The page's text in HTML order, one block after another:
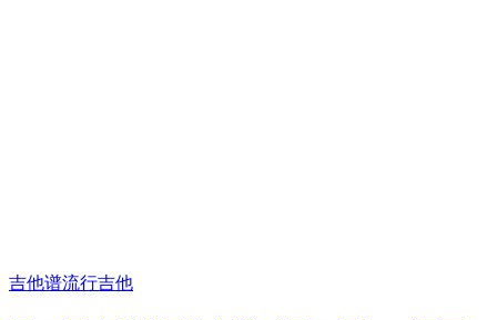
吉他谱流行吉他